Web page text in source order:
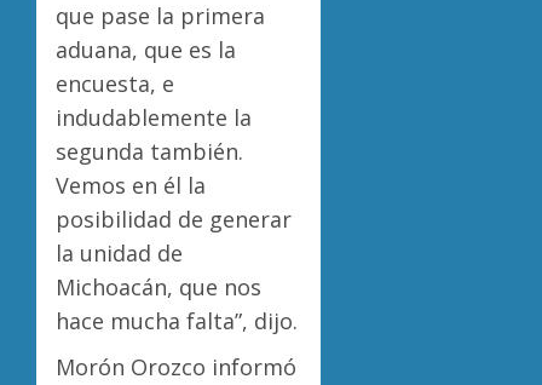
que pase la primera
aduana, que es la
encuesta, e
indudablemente la
segunda también.
Vemos en él la
posibilidad de generar
la unidad de
Michoacán, que nos
hace mucha falta”, dijo.
Morón Orozco informó